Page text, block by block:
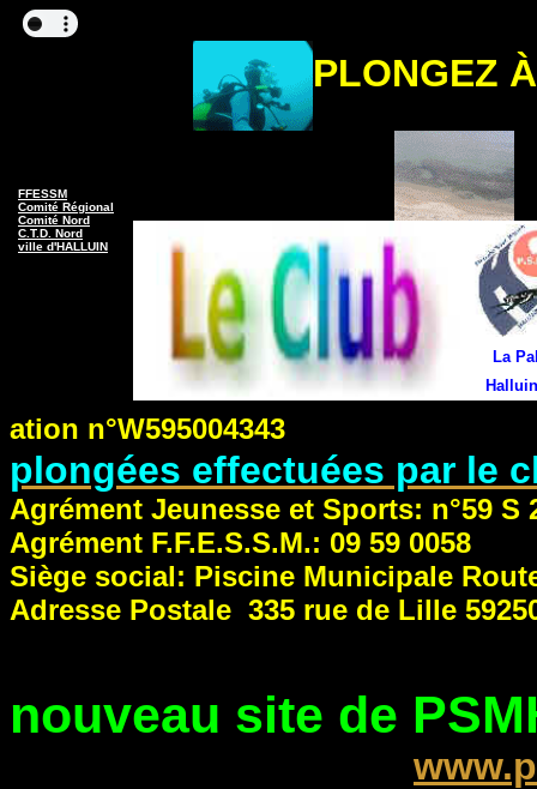
FFESSM
Comité Régional
Comité Nord
C.T.D. Nord
ville d'HALLUIN
PLONGEZ
La
ation
plongées effectuées par le
Agrément Jeunesse et Sports: n°59 S
Agrément F.F.E.S.S.M.: 09 59 0058
Siège social: Piscine Municipale
Adresse Postale 335 rue
nouveau site de